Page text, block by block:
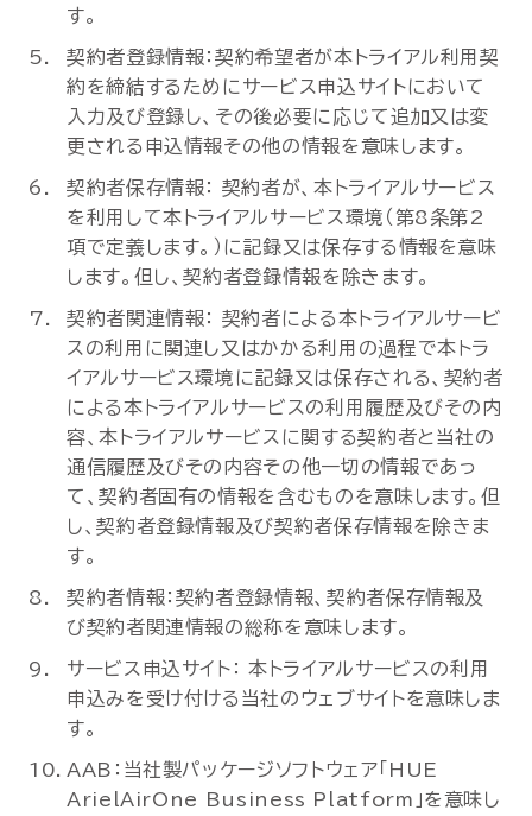
す。
契約者登録情報：契約希望者が本トライアル利用契
約を締結するためにサービス申込サイトにおいて
入力及び登録し、その後必要に応じて追加又は変
更される申込情報その他の情報を意味します。
契約者保存情報： 契約者が、本トライアルサービス
を利用して本トライアルサービス環境（第8条第2
項で定義します。）に記録又は保存する情報を意味
します。但し、契約者登録情報を除きます。
契約者関連情報： 契約者による本トライアルサービ
スの利用に関連し又はかかる利用の過程で本トラ
イアルサービス環境に記録又は保存される、契約者
による本トライアルサービスの利用履歴及びその内
容、本トライアルサービスに関する契約者と当社の
通信履歴及びその内容その他一切の情報であっ
て、契約者固有の情報を含むものを意味します。但
し、契約者登録情報及び契約者保存情報を除きま
す。
契約者情報：契約者登録情報、契約者保存情報及
び契約者関連情報の総称を意味します。
サービス申込サイト： 本トライアルサービスの利用
申込みを受け付ける当社のウェブサイトを意味しま
す。
AAB：当社製パッケージソフトウェア「HUE
ArielAirOne Business Platform」を意味し